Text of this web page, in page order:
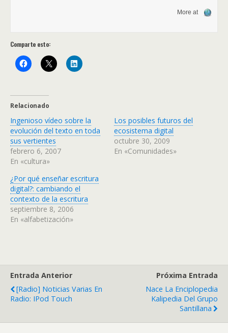
More at
Comparte esto:
Relacionado
Ingenioso vídeo sobre la
evolución del texto en toda
sus vertientes
febrero 6, 2007
En «cultura»
Los posibles futuros del
ecosistema digital
octubre 30, 2009
En «Comunidades»
¿Por qué enseñar escritura
digital?: cambiando el
contexto de la escritura
septiembre 8, 2006
En «alfabetización»
Entrada Anterior
[Radio] Noticias Varias En
Radio: IPod Touch
Próxima Entrada
Nace La Enciplopedia
Kalipedia Del Grupo
Santillana